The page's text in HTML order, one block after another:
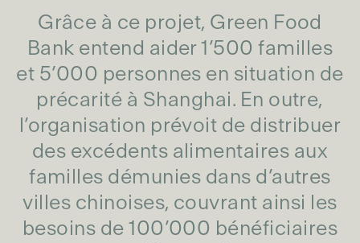
Grâce à ce projet, Green Food
Bank entend aider 1’500 familles
et 5’000 personnes en situation de
précarité à Shanghai. En outre,
l’organisation prévoit de distribuer
des excédents alimentaires aux
familles démunies dans d’autres
villes chinoises, couvrant ainsi les
besoins de 100’000 bénéficiaires